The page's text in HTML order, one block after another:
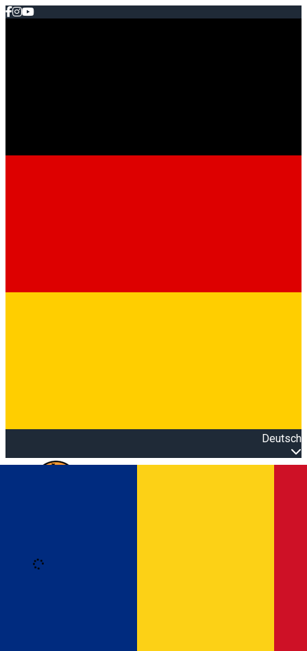
Deutsch